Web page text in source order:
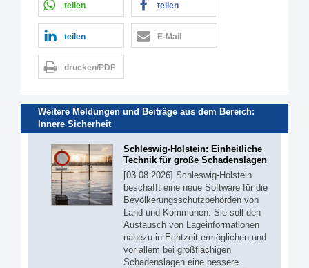
teilen teilen
teilen E-Mail
drucken/PDF
Weitere Meldungen und Beiträge aus dem Bereich:
Innere Sicherheit
Schleswig-Holstein: Einheitliche
Technik für große Schadenslagen
[03.08.2026] Schleswig-Holstein
beschafft eine neue Software für die
Bevölkerungsschutzbehörden von
Land und Kommunen. Sie soll den
Austausch von Lageinformationen
nahezu in Echtzeit ermöglichen und
vor allem bei großflächigen
Schadenslagen eine bessere